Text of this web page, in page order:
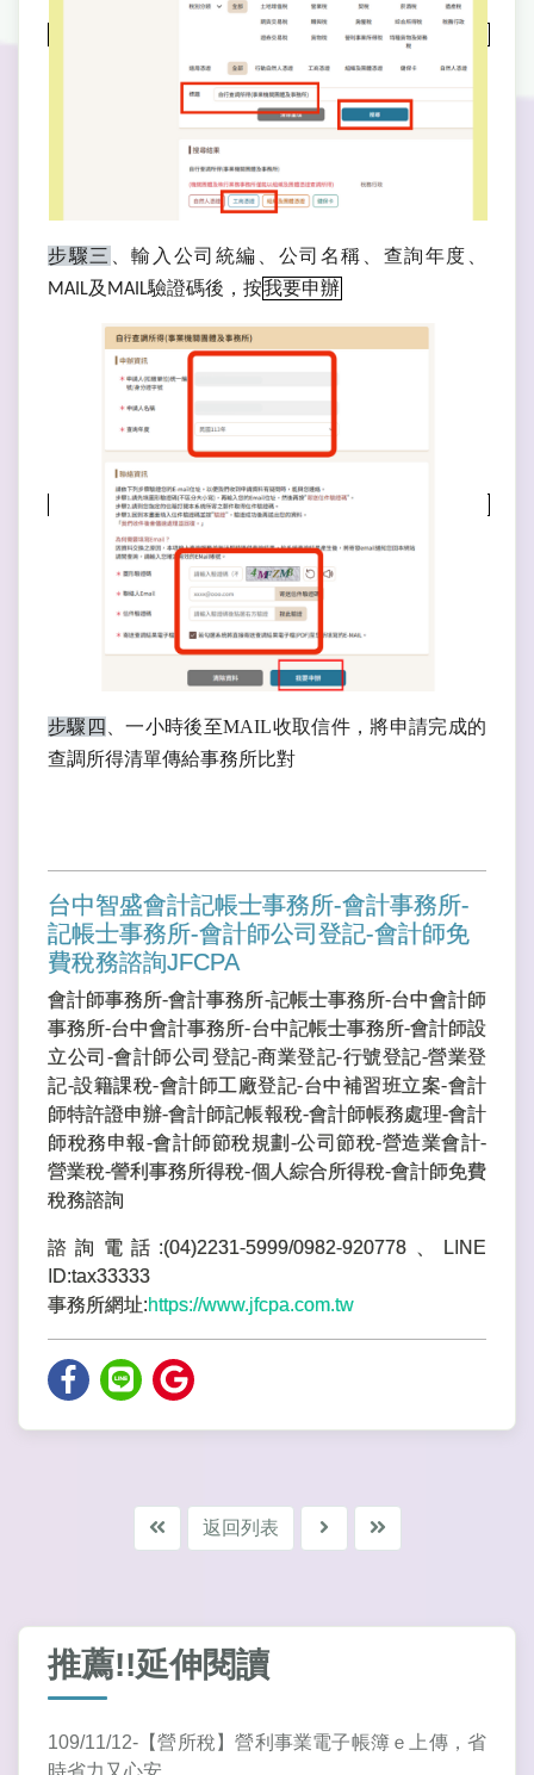
步驟三 、輸入公司統編、公司名稱、查詢年度、
MAIL及 MAIL驗證碼後，按我要申辦
步驟四
、一小時後至MAIL收取信件，將申請完成的
查調所得清單傳給事務所比對
台中智盛會計記帳士事務所-會計事務所-
記帳士事務所-會計師公司登記-會計師免
費稅務諮詢JFCPA
會計師事務所-會計事務所-記帳士事務所-台中會計師
事務所-台中會計事務所-台中記帳士事務所-會計師設
立公司-會計師公司登記-商業登記-行號登記-營業登
記-設籍課稅-會計師工廠登記-台中補習班立案-會計
師特許證申辦-會計師記帳報稅-會計師帳務處理-會計
師稅務申報-會計師節稅規劃-公司節稅-營造業會計-
營業稅-謍利事務所得稅-個人綜合所得稅-會計師免費
稅務諮詢
諮詢電話:(04)2231-5999/0982-920778、LINE
ID:tax33333
事務所網址:https://www.jfcpa.com.tw
返回列表
推薦!!延伸閱讀
109/11/12-【營所稅】營利事業電子帳簿ｅ上傳，省
時省力又心安